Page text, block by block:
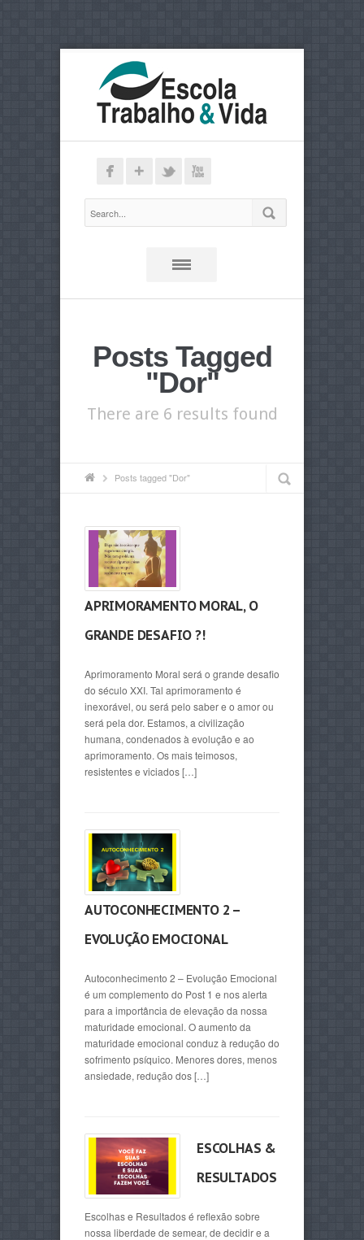
Posts Tagged
"Dor"
There are 6 results found
Posts tagged "Dor"
APRIMORAMENTO MORAL, O
GRANDE DESAFIO ?!
Aprimoramento Moral será o grande desafio
do século XXI. Tal aprimoramento é
inexorável, ou será pelo saber e o amor ou
será pela dor. Estamos, a civilização
humana, condenados à evolução e ao
aprimoramento. Os mais teimosos,
resistentes e viciados […]
AUTOCONHECIMENTO 2 –
EVOLUÇÃO EMOCIONAL
Autoconhecimento 2 – Evolução Emocional
é um complemento do Post 1 e nos alerta
para a importância de elevação da nossa
maturidade emocional. O aumento da
maturidade emocional conduz à redução do
sofrimento psíquico. Menores dores, menos
ansiedade, redução dos […]
ESCOLHAS &
RESULTADOS
Escolhas e Resultados é reflexão sobre
nossa liberdade de semear, de decidir e a